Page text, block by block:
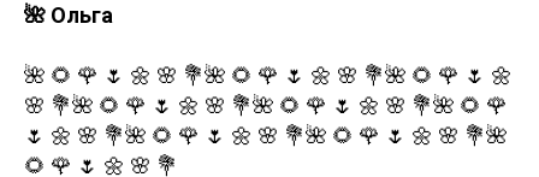
🌺 Ольга
🌺 🌻 🌹 🌷 🌼 🌸 💐🌺 🌻 🌹 🌷 🌼 🌸 💐🌺 🌻 🌹 🌷 🌼
🌸 💐🌺 🌻 🌹 🌷 🌼 🌸 💐🌺 🌻 🌹 🌷 🌼 🌸 💐🌺 🌻 🌹
🌷 🌼 🌸 💐🌺 🌻 🌹 🌷 🌼 🌸 💐🌺 🌻 🌹 🌷 🌼 🌸 💐🌺
🌻 🌹 🌷 🌼 🌸 💐